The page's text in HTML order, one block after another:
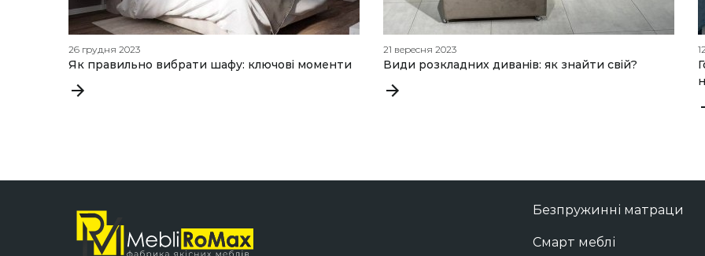
26 грудня 2023
Як правильно вибрати шафу: ключові моменти
21 вересня 2023
Види розкладних диванів: як знайти свій?
Безпружинні матраци
Смарт меблі